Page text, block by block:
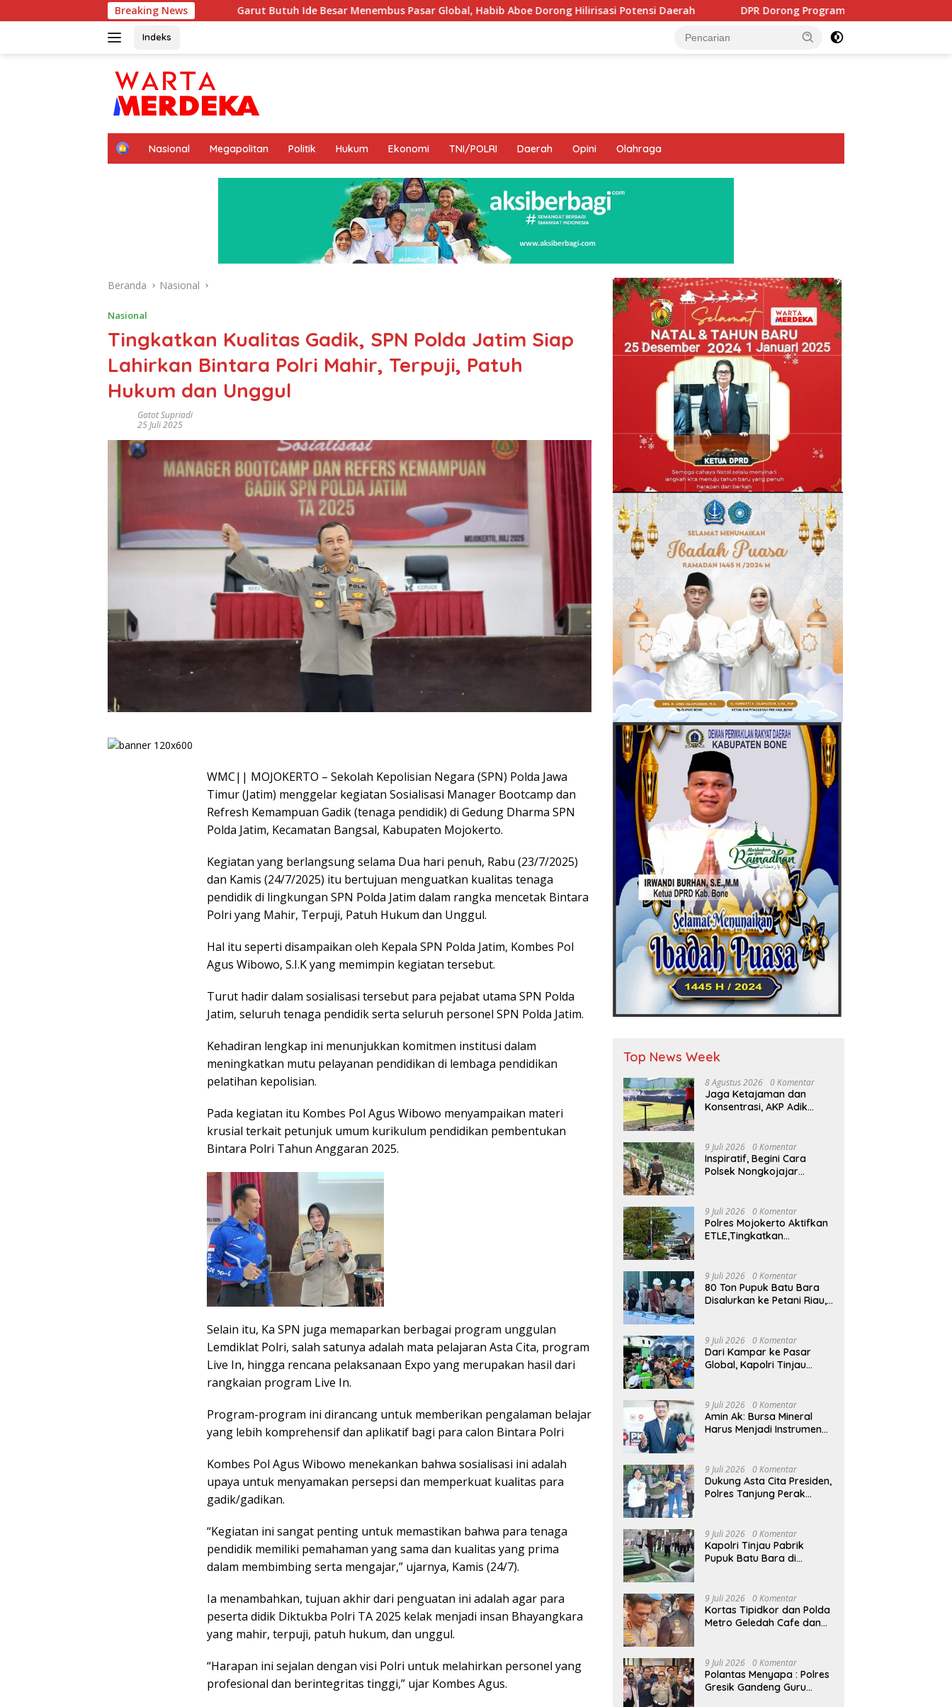
ke
Breaking News
Garut Butuh Ide Besar Menembus Pasar Global, Habib Aboe Dorong Hilirisasi Potensi Daerah DPR Dorong Program PTSL dan Percepatan Sertifikasi Tanah Wakaf
Indeks
H
Nasional Megapolitan Politik Hukum Ekonomi TNI/POLRI Daerah Opini Olahraga
Beranda Nasional
Nasional
Tingkatkan Kualitas Gadik, SPN Polda Jatim Siap
Lahirkan Bintara Polri Mahir, Terpuji, Patuh
Hukum dan Unggul
Gatot Supriadi
25 Juli 2025
WMC|| MOJOKERTO – Sekolah Kepolisian Negara (SPN) Polda Jawa
Timur (Jatim) menggelar kegiatan Sosialisasi Manager Bootcamp dan
Refresh Kemampuan Gadik (tenaga pendidik) di Gedung Dharma SPN
Polda Jatim, Kecamatan Bangsal, Kabupaten Mojokerto.
Kegiatan yang berlangsung selama Dua hari penuh, Rabu (23/7/2025)
dan Kamis (24/7/2025) itu bertujuan menguatkan kualitas tenaga
pendidik di lingkungan SPN Polda Jatim dalam rangka mencetak Bintara
Polri yang Mahir, Terpuji, Patuh Hukum dan Unggul.
Hal itu seperti disampaikan oleh Kepala SPN Polda Jatim, Kombes Pol
Agus Wibowo, S.I.K yang memimpin kegiatan tersebut.
Turut hadir dalam sosialisasi tersebut para pejabat utama SPN Polda
Jatim, seluruh tenaga pendidik serta seluruh personel SPN Polda Jatim.
Kehadiran lengkap ini menunjukkan komitmen institusi dalam
meningkatkan mutu pelayanan pendidikan di lembaga pendidikan
pelatihan kepolisian.
Pada kegiatan itu Kombes Pol Agus Wibowo menyampaikan materi
krusial terkait petunjuk umum kurikulum pendidikan pembentukan
Bintara Polri Tahun Anggaran 2025.
Selain itu, Ka SPN juga memaparkan berbagai program unggulan
Lemdiklat Polri, salah satunya adalah mata pelajaran Asta Cita, program
Live In, hingga rencana pelaksanaan Expo yang merupakan hasil dari
rangkaian program Live In.
Program-program ini dirancang untuk memberikan pengalaman belajar
yang lebih komprehensif dan aplikatif bagi para calon Bintara Polri
Kombes Pol Agus Wibowo menekankan bahwa sosialisasi ini adalah
upaya untuk menyamakan persepsi dan memperkuat kualitas para
gadik/gadikan.
“Kegiatan ini sangat penting untuk memastikan bahwa para tenaga
pendidik memiliki pemahaman yang sama dan kualitas yang prima
dalam membimbing serta mengajar,” ujarnya, Kamis (24/7).
Ia menambahkan, tujuan akhir dari penguatan ini adalah agar para
peserta didik Diktukba Polri TA 2025 kelak menjadi insan Bhayangkara
yang mahir, terpuji, patuh hukum, dan unggul.
“Harapan ini sejalan dengan visi Polri untuk melahirkan personel yang
profesional dan berintegritas tinggi,” ujar Kombes Agus.
Top News Week
8 Agustus 2026 0 Komentar
Jaga Ketajaman dan
Konsentrasi, AKP Adik
Tengah Kesibukan
9 Juli 2026 0 Komentar
Inspiratif, Begini Cara
Polsek Nongkojajar
9 Juli 2026 0 Komentar
Polres Mojokerto Aktifkan
ETLE,Tingkatkan
9 Juli 2026 0 Komentar
80 Ton Pupuk Batu Bara
Disalurkan ke Petani Riau,
9 Juli 2026 0 Komentar
Dari Kampar ke Pasar
Global, Kapolri Tinjau
9 Juli 2026 0 Komentar
Amin Ak: Bursa Mineral
Harus Menjadi Instrumen
9 Juli 2026 0 Komentar
Dukung Asta Cita Presiden,
Polres Tanjung Perak
Wedi.
9 Juli 2026 0 Komentar
Kapolri Tinjau Pabrik
Pupuk Batu Bara di
Kelompok Tani Riau
9 Juli 2026 0 Komentar
Kortas Tipidkor dan Polda
Metro Geledah Cafe dan
9 Juli 2026 0 Komentar
Polantas Menyapa : Polres
Gresik Gandeng Guru